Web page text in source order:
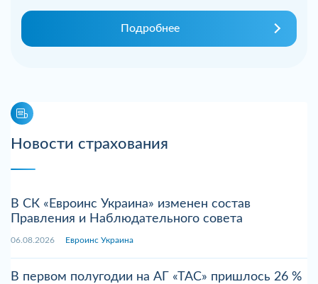
Подробнее
Новости страхования
В СК «Евроинс Украина» изменен состав
Правления и Наблюдательного совета
06.08.2026 Евроинс Украина
В первом полугодии на АГ «ТАС» пришлось 26 %